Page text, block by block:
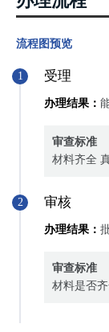
流程图预览
1 受理
办理结果：
审查标准
材料齐全
2 审核
办理结果：
审查标准
材料是否